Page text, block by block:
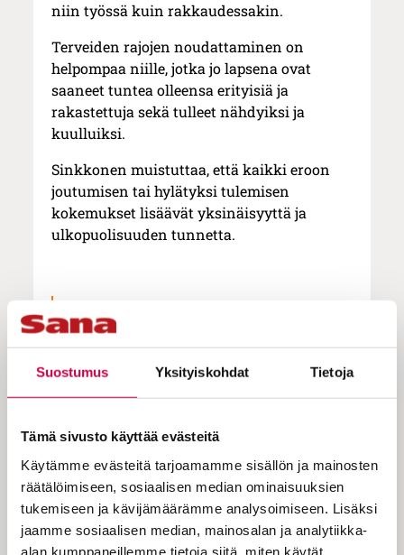
Suostumus Yksityiskohdat Tietoja
Tämä sivusto käyttää evästeitä
Käytämme evästeitä tarjoamamme sisällön ja mainosten
räätälöimiseen, sosiaalisen median ominaisuuksien
tukemiseen ja kävijämäärämme analysoimiseen. Lisäksi
jaamme sosiaalisen median, mainosalan ja analytiikka-
alan kumppaneillemme tietoja siitä, miten käytät
niin työssä kuin rakkaudessakin.
Terveiden rajojen noudattaminen on
helpompaa niille, jotka jo lapsena ovat
saaneet tuntea olleensa erityisiä ja
rakastettuja sekä tulleet nähdyiksi ja
kuulluiksi.
Sinkkonen muistuttaa, että kaikki eroon
joutumisen tai hylätyksi tulemisen
kokemukset lisäävät yksinäisyyttä ja
ulkopuolisuuden tunnetta.
mutta onneksi toipuminen etenee kerros
kerrokselta, spiraalimaisesti.
kaltoinkohtelusta, syrjimisestä ja
koulukiusaamisesta lapsuuden ja
nuoruuden aikana, koska juuri silloin
persoonallisuuden keskeiset rakenteet
kehittyvät ja muovautuvat.